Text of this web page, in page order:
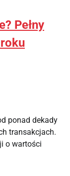
Pełny
ponad dekady
transakcjach.
o wartości